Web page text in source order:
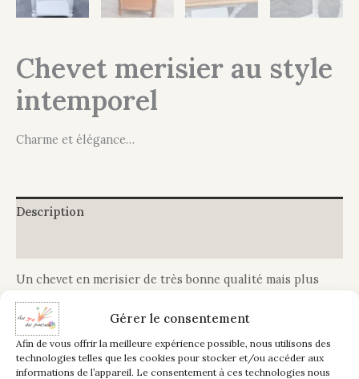
Gérer le consentement
Afin de vous offrir la meilleure expérience possible, nous utilisons des
technologies telles que les cookies pour stocker et/ou accéder aux
informations de l’appareil. Le consentement à ces technologies nous
Chevet merisier au style
intemporel
Charme et élégance…
Description
Un chevet en merisier de très bonne qualité mais plus
trop au goût du jour, sa couleur d’origine reste fade alors
que ce lui-ci souhaite être conservé dans une pièce plus
moderne. Aucun souci et au contraire, un réel plaisir de
personnaliser un meuble massif.